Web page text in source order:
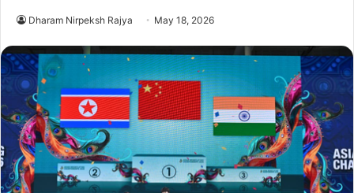
Dharam Nirpeksh Rajya May 18, 2026